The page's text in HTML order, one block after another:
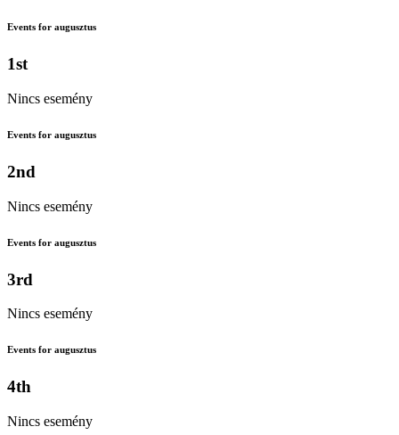
Events for augusztus
1st
Nincs esemény
Events for augusztus
2nd
Nincs esemény
Events for augusztus
3rd
Nincs esemény
Events for augusztus
4th
Nincs esemény